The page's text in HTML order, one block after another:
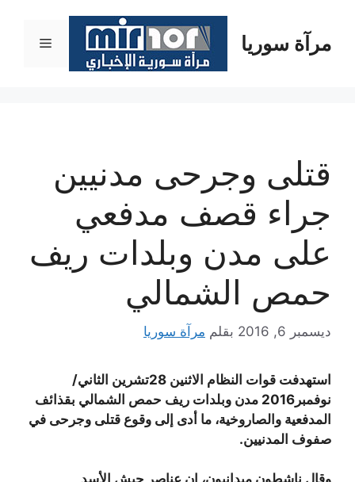
المحتوىمرآة سوريا القائمة
قتلى وجرحى مدنيين
جراء قصف مدفعي
على مدن وبلدات ريف
حمص الشمالي
ديسمبر 6, 2016 بقلم مرآة سوريا
استهدفت قوات النظام الاثنين 28تشرين الثاني/
نوفمبر2016 مدن وبلدات ريف حمص الشمالي بقذائف
المدفعية والصاروخية، ما أدى إلى وقوع قتلى وجرحى في
صفوف المدنيين.
وقال ناشطون ميدانيون، إن عناصر جيش الأسد